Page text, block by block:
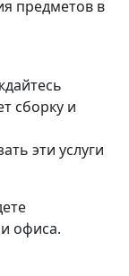
предметов в
сборку и
эти услуги
офиса.